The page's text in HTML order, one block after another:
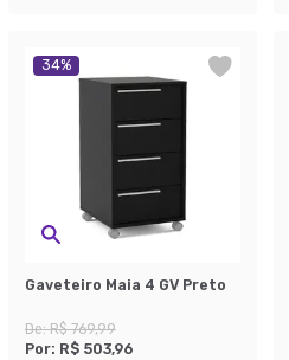
34%
Gaveteiro Maia 4 GV Preto
De:R$ 769,99
Por: R$ 503,96